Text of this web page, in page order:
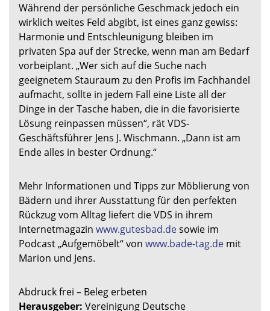
Während der persönliche Geschmack jedoch ein
wirklich weites Feld abgibt, ist eines ganz gewiss:
Harmonie und Entschleunigung bleiben im
privaten Spa auf der Strecke, wenn man am Bedarf
vorbeiplant. „Wer sich auf die Suche nach
geeignetem Stauraum zu den Profis im Fachhandel
aufmacht, sollte in jedem Fall eine Liste all der
Dinge in der Tasche haben, die in die favorisierte
Lösung reinpassen müssen“, rät VDS-
Geschäftsführer Jens J. Wischmann. „Dann ist am
Ende alles in bester Ordnung.“
Mehr Informationen und Tipps zur Möblierung von
Bädern und ihrer Ausstattung für den perfekten
Rückzug vom Alltag liefert die VDS in ihrem
Internetmagazin www.gutesbad.desowie im
Podcast „Aufgemöbelt“ von www.bade-tag.de mit
Marion und Jens.
Abdruck frei – Beleg erbeten
Herausgeber: Vereinigung Deutsche